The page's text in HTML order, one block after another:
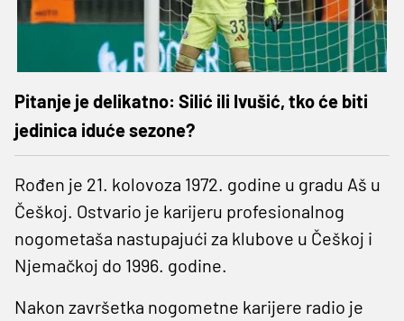
Pitanje je delikatno: Silić ili Ivušić, tko će biti
jedinica iduće sezone?
Rođen je 21. kolovoza 1972. godine u gradu Aš u
Češkoj. Ostvario je karijeru profesionalnog
nogometaša nastupajući za klubove u Češkoj i
Njemačkoj do 1996. godine.
Nakon završetka nogometne karijere radio je